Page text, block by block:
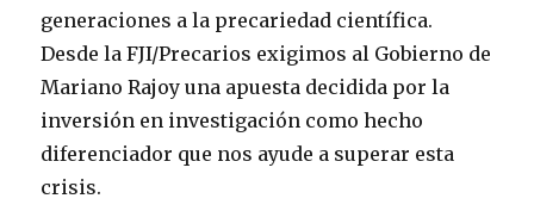
generaciones a la precariedad científica.
Desde la FJI/Precarios exigimos al Gobierno de
Mariano Rajoy una apuesta decidida por la
inversión en investigación como hecho
diferenciador que nos ayude a superar esta
crisis.